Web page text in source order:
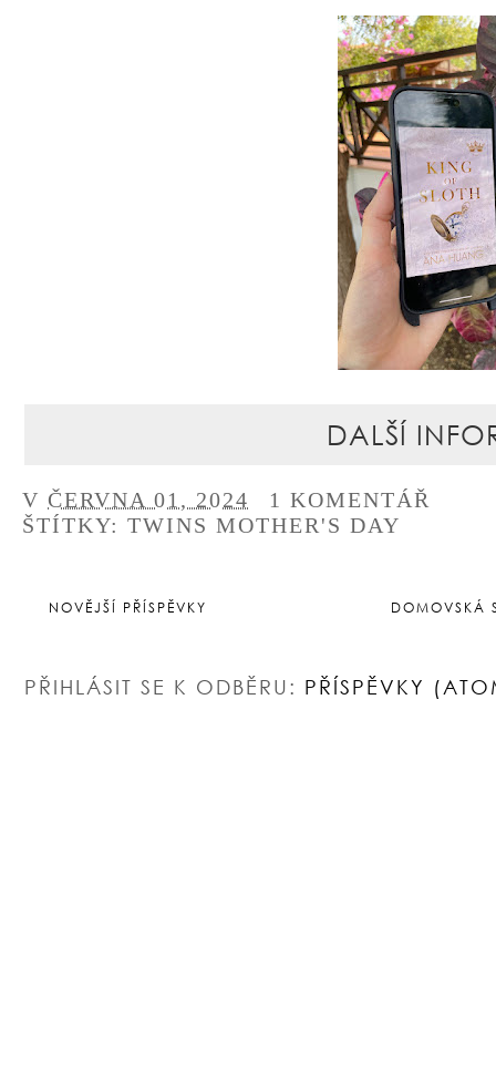
DALŠÍ
V ČERVNA 01, 2024
1 KOMENTÁŘ
ŠTÍTKY: TWINS MOTHER'S DAY
NOVĚJŠÍ PŘÍSPĚVKY DOMOVSKÁ
PŘIHLÁSIT SE K ODBĚRU: PŘÍSPĚVKY